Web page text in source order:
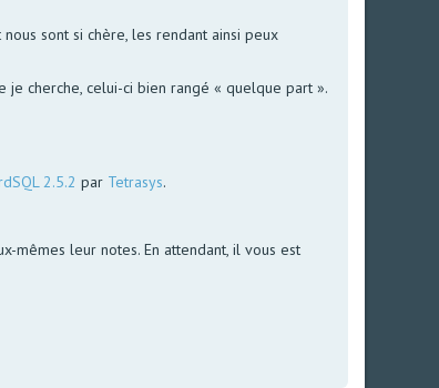
sont si chère, les rendant ainsi peux
cherche, celui-ci bien rangé « quelque part ».
2.5.2 par Tetrasys.
mêmes leur notes. En attendant, il vous est